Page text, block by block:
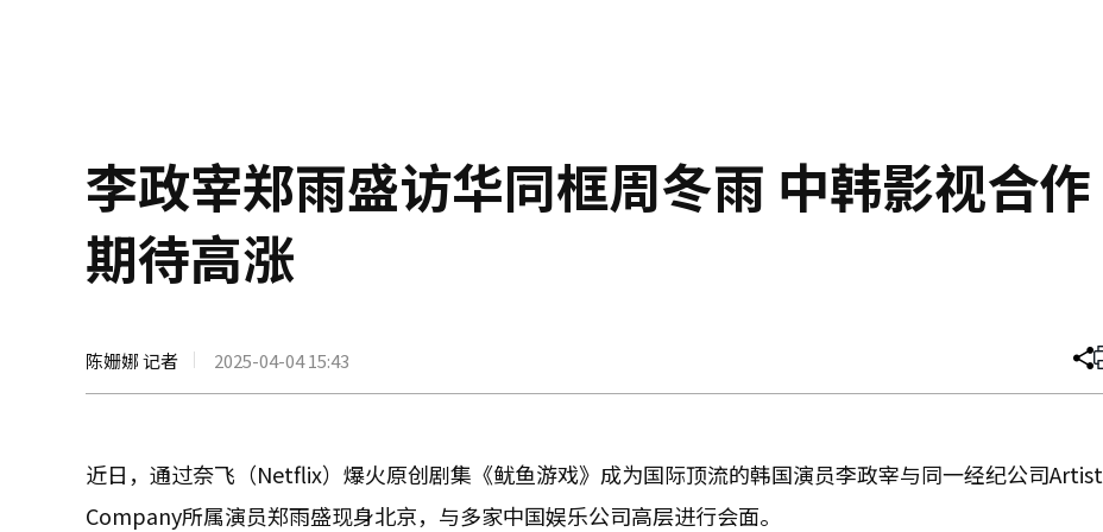
李政宰郑雨盛访华同框周冬雨 中韩影视合作
期待高涨
陈姗娜 记者 2025-04-04 15:43 分
文
近日，通过奈飞（Netflix）爆火原创剧集《鱿鱼游戏》成为国际顶流的韩国演员李政宰与同一经纪公司Artist
Company所属演员郑雨盛现身北京，与多家中国娱乐公司高层进行会面。